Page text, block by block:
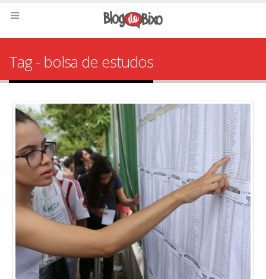
Tag - bolsa de estudos